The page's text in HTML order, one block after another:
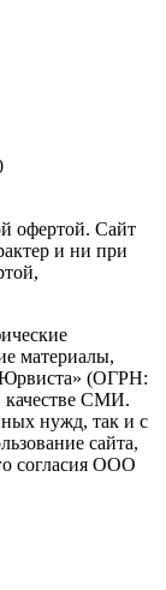
офертой. Cайт
и ни при
материалы,
(ОГРН:
качестве СМИ.
нужд, так и с
сайта,
согласия ООО